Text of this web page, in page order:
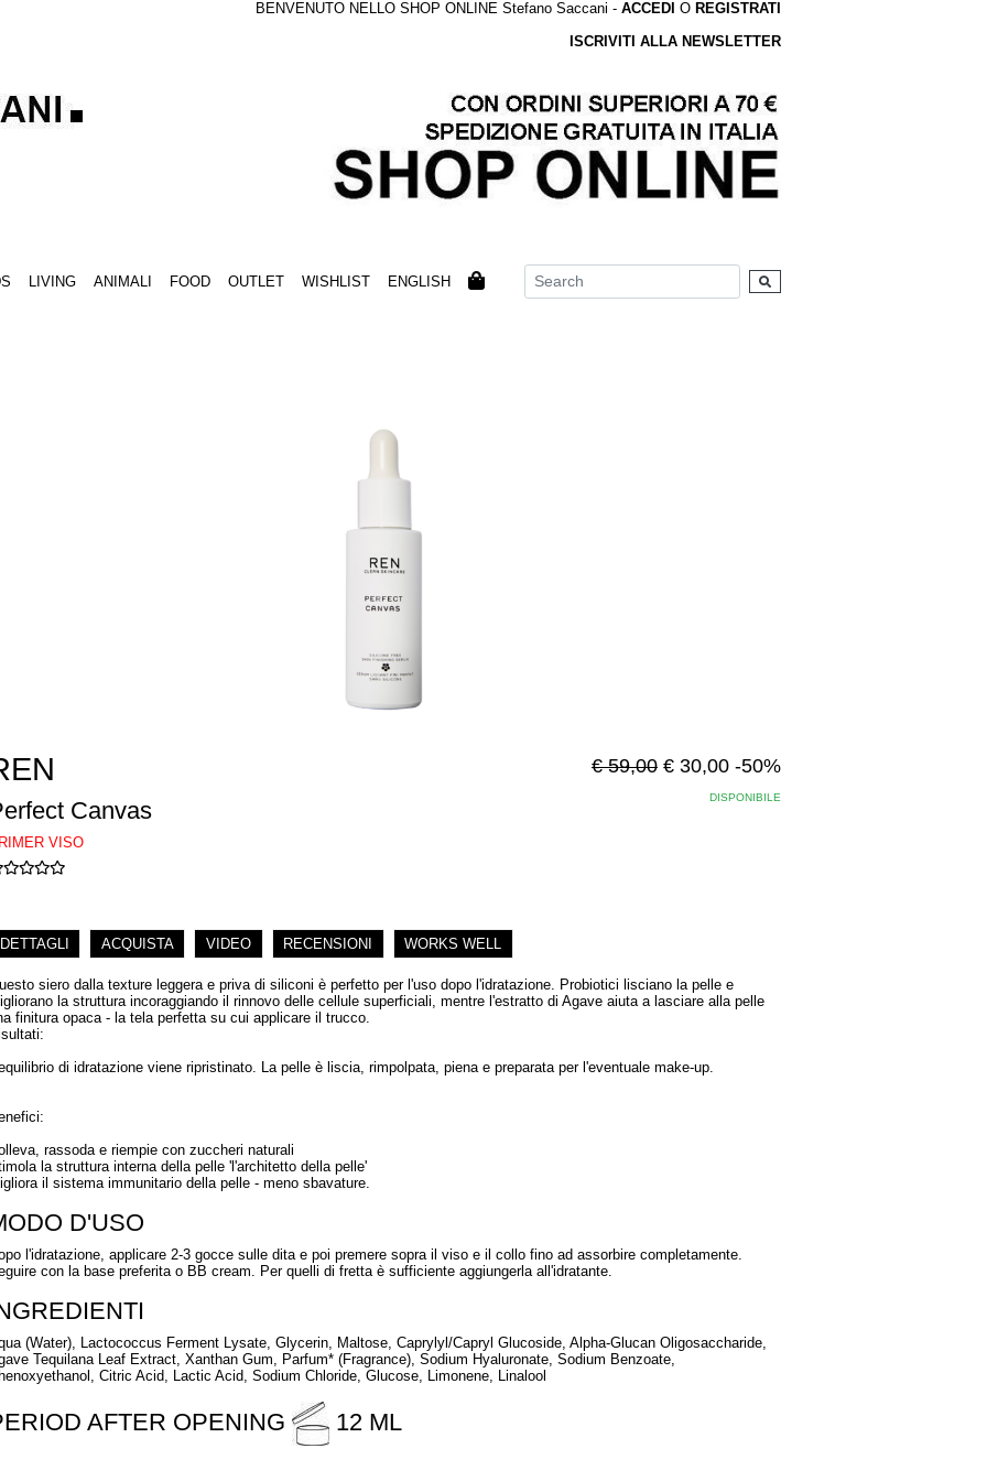
BENVENUTO NELLO SHOP ONLINE Stefano Saccani - ACCEDI O REGISTRATI
ISCRIVITI ALLA NEWSLETTER
LIVING ANIMALI FOOD OUTLET WISHLIST ENGLISH
Canvas
VISO
€ 59,00 € 30,00 -50%
DISPONIBILE
DETTAGLI ACQUISTA VIDEO RECENSIONI WORKS WELL
siero dalla texture leggera e priva di siliconi è perfetto per l'uso dopo l'idratazione. Probiotici lisciano la pelle e
la struttura incoraggiando il rinnovo delle cellule superficiali, mentre l'estratto di Agave aiuta a lasciare alla pelle
finitura opaca - la tela perfetta su cui applicare il trucco.
di idratazione viene ripristinato. La pelle è liscia, rimpolpata, piena e preparata per l'eventuale make-up.
rassoda e riempie con zuccheri naturali
la struttura interna della pelle 'l'architetto della pelle'
il sistema immunitario della pelle - meno sbavature.
D'USO
l'idratazione, applicare 2-3 gocce sulle dita e poi premere sopra il viso e il collo fino ad assorbire completamente.
con la base preferita o BB cream. Per quelli di fretta è sufficiente aggiungerla all'idratante.
(Water), Lactococcus Ferment Lysate, Glycerin, Maltose, Caprylyl/Capryl Glucoside, Alpha-Glucan Oligosaccharide,
Tequilana Leaf Extract, Xanthan Gum, Parfum* (Fragrance), Sodium Hyaluronate, Sodium Benzoate,
Citric Acid, Lactic Acid, Sodium Chloride, Glucose, Limonene, Linalool
AFTER OPENING 12 ML